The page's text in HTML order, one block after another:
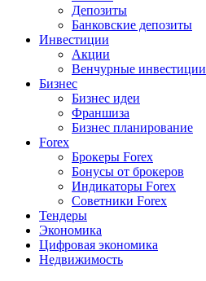
Депозиты
Банковские депозиты
Инвестиции
Акции
Венчурные инвестиции
Бизнес
Бизнес идеи
Франшиза
Бизнес планирование
Forex
Брокеры Forex
Бонусы от брокеров
Индикаторы Forex
Советники Forex
Тендеры
Экономика
Цифровая экономика
Недвижимость